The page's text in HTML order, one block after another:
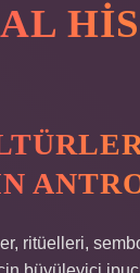
ritüelleri,